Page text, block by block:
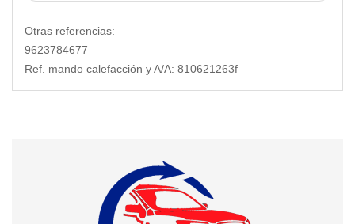
Otras referencias:
9623784677
Ref. mando calefacción y A/A: 810621263f